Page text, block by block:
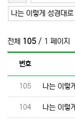
나는 이렇게 성경대
전체 105 / 1 페이지
번호
번호
105 나는 이렇
번호
104 나는 이렇